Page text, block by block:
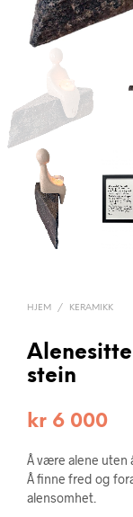
HJEM / KERAMIKK
stein
kr 6 000
Å være alene uten
Å finne fred og
alensomhet.